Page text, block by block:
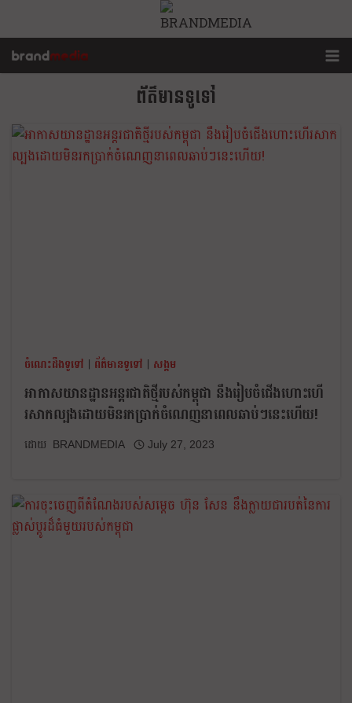
ព័ត៌មានទូទៅ
ចំណេះដឹងទូទៅ | ព័ត៌មានទូទៅ | សង្គម
អាកាសយានដ្ឋានអន្តរជាតិថ្មីរបស់កម្ពុជា នឹងរៀបចំជើងហោះហើ
រសាកល្បងដោយមិនរកប្រាក់ចំណេញនាពេលឆាប់ៗនេះហើយ!
BRANDMEDIA July 27, 2023